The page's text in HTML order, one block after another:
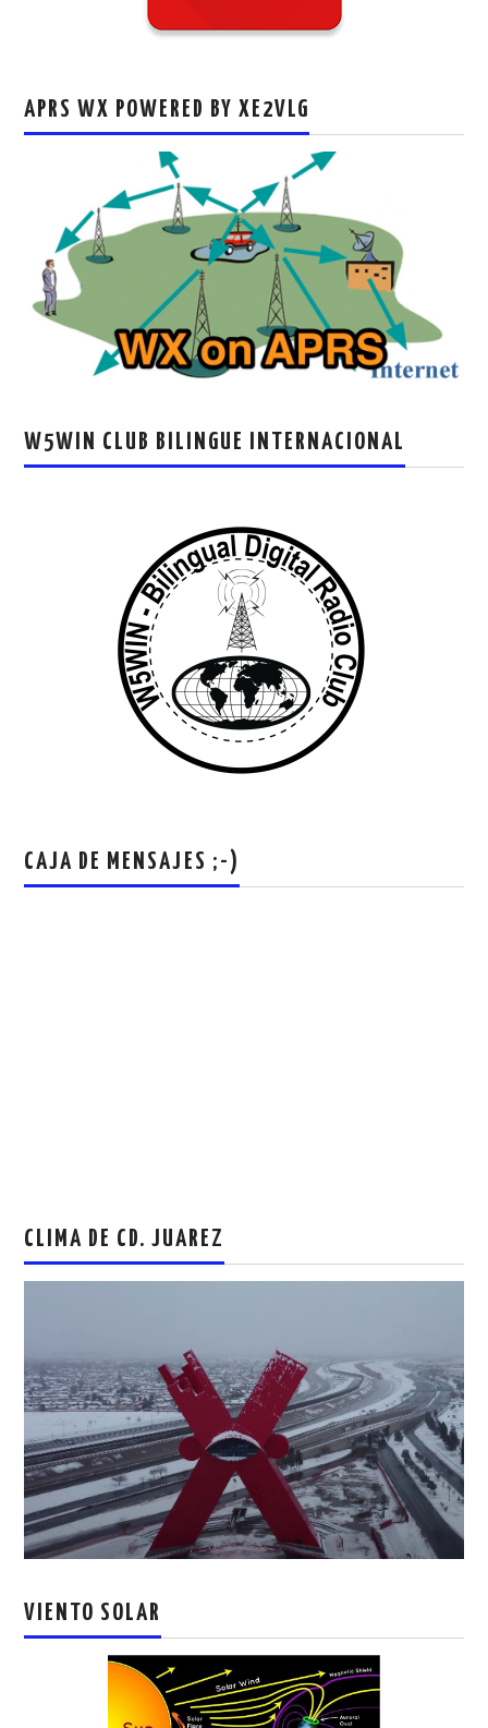
APRS WX POWERED BY XE2VLG
W5WIN CLUB BILINGUE INTERNACIONAL
CAJA DE MENSAJES ;-)
CLIMA DE CD. JUAREZ
VIENTO SOLAR